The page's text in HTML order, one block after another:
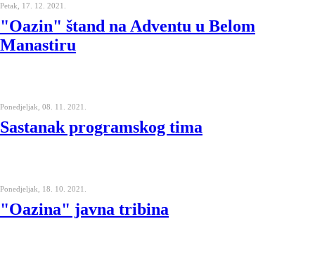
Petak, 17. 12. 2021.
"Oazin" štand na Adventu u Belom
Manastiru
Ponedjeljak, 08. 11. 2021.
Sastanak programskog tima
Ponedjeljak, 18. 10. 2021.
"Oazina" javna tribina